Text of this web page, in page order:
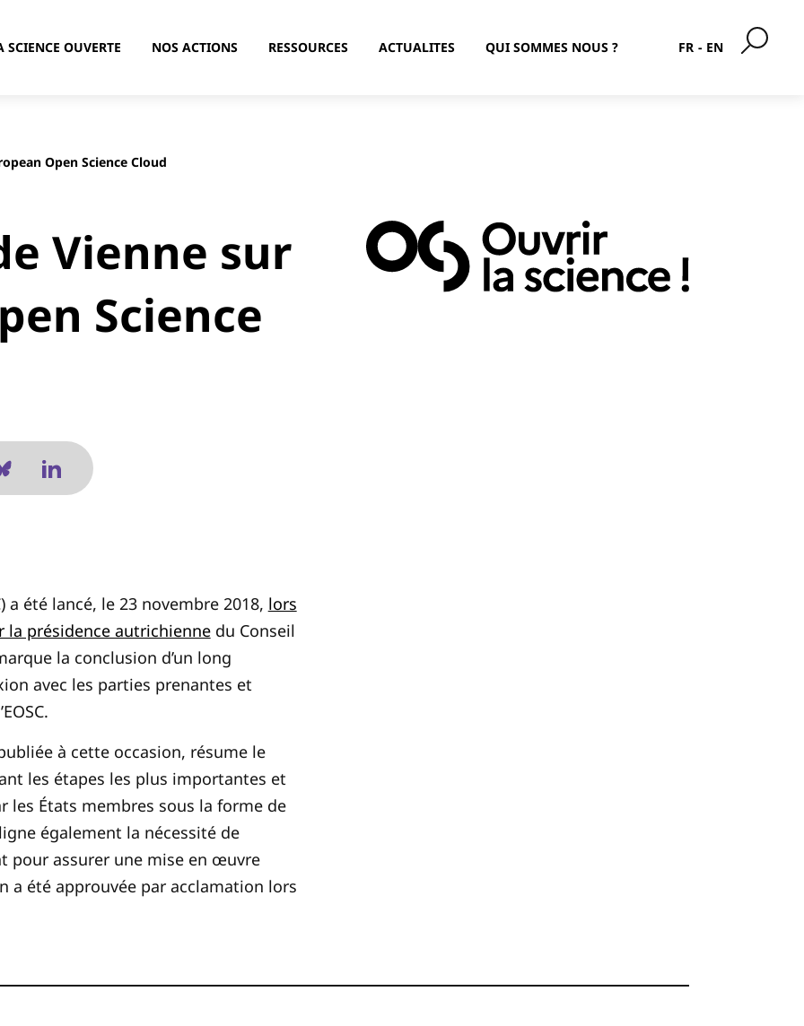
SCIENCE OUVERTE NOS ACTIONS RESSOURCES ACTUALITES QUI SOMMES NOUS ? FR EN
Open Science Cloud
Vienne sur
Science
a été lancé, le 23 novembre 2018, lors
la présidence autrichiennedu Conseil
la conclusion d’un long
avec les parties prenantes et
à cette occasion, résume le
les étapes les plus importantes et
les États membres sous la forme de
également la nécessité de
pour assurer une mise en œuvre
a été approuvée par acclamation lors